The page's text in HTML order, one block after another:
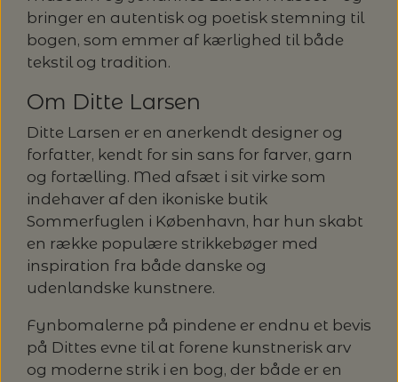
bringer en autentisk og poetisk stemning til
bogen, som emmer af kærlighed til både
tekstil og tradition.
Om Ditte Larsen
Ditte Larsen er en anerkendt designer og
forfatter, kendt for sin sans for farver, garn
og fortælling. Med afsæt i sit virke som
indehaver af den ikoniske butik
Sommerfuglen i København, har hun skabt
en række populære strikkebøger med
inspiration fra både danske og
udenlandske kunstnere.
Fynbomalerne på pindene er endnu et bevis
på Dittes evne til at forene kunstnerisk arv
og moderne strik i en bog, der både er en